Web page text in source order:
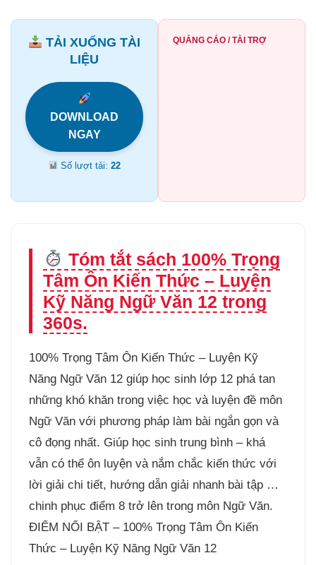
TẢI XUỐNG TÀI
LIỆU
DOWNLOAD
NGAY
Số lượt tải:22
QUẢNG CÁO / TÀI TRỢ
Tóm tắt sách 100% Trọng
Tâm Ôn Kiến Thức – Luyện
Kỹ Năng Ngữ Văn 12 trong
360s.
100% Trọng Tâm Ôn Kiến Thức – Luyện Kỹ
Năng Ngữ Văn 12 giúp học sinh lớp 12 phá tan
những khó khăn trong việc học và luyện đề môn
Ngữ Văn với phương pháp làm bài ngắn gọn và
cô đọng nhất. Giúp học sinh trung bình – khá
vẫn có thể ôn luyện và nắm chắc kiến thức với
lời giải chi tiết, hướng dẫn giải nhanh bài tập …
chinh phục điểm 8 trở lên trong môn Ngữ Văn.
ĐIỂM NỔI BẬT – 100% Trọng Tâm Ôn Kiến
Thức – Luyện Kỹ Năng Ngữ Văn 12